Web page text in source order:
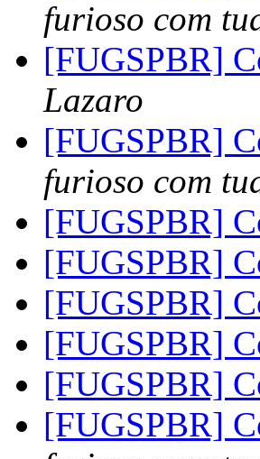
furioso com
[FUGSPBR]
Lazaro
[FUGSPBR]
furioso com
[FUGSPBR]
[FUGSPBR]
[FUGSPBR]
[FUGSPBR]
[FUGSPBR]
[FUGSPBR]